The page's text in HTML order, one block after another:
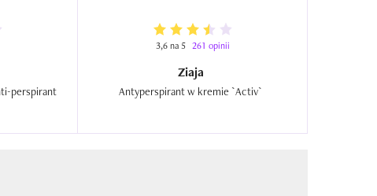
3,6 na 5 261 opinii
Ziaja